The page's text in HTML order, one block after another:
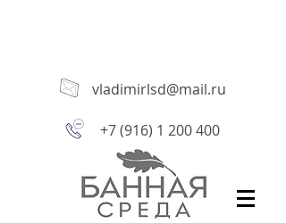
vladimirlsd@mail.ru
+7 (916) 1 200 400